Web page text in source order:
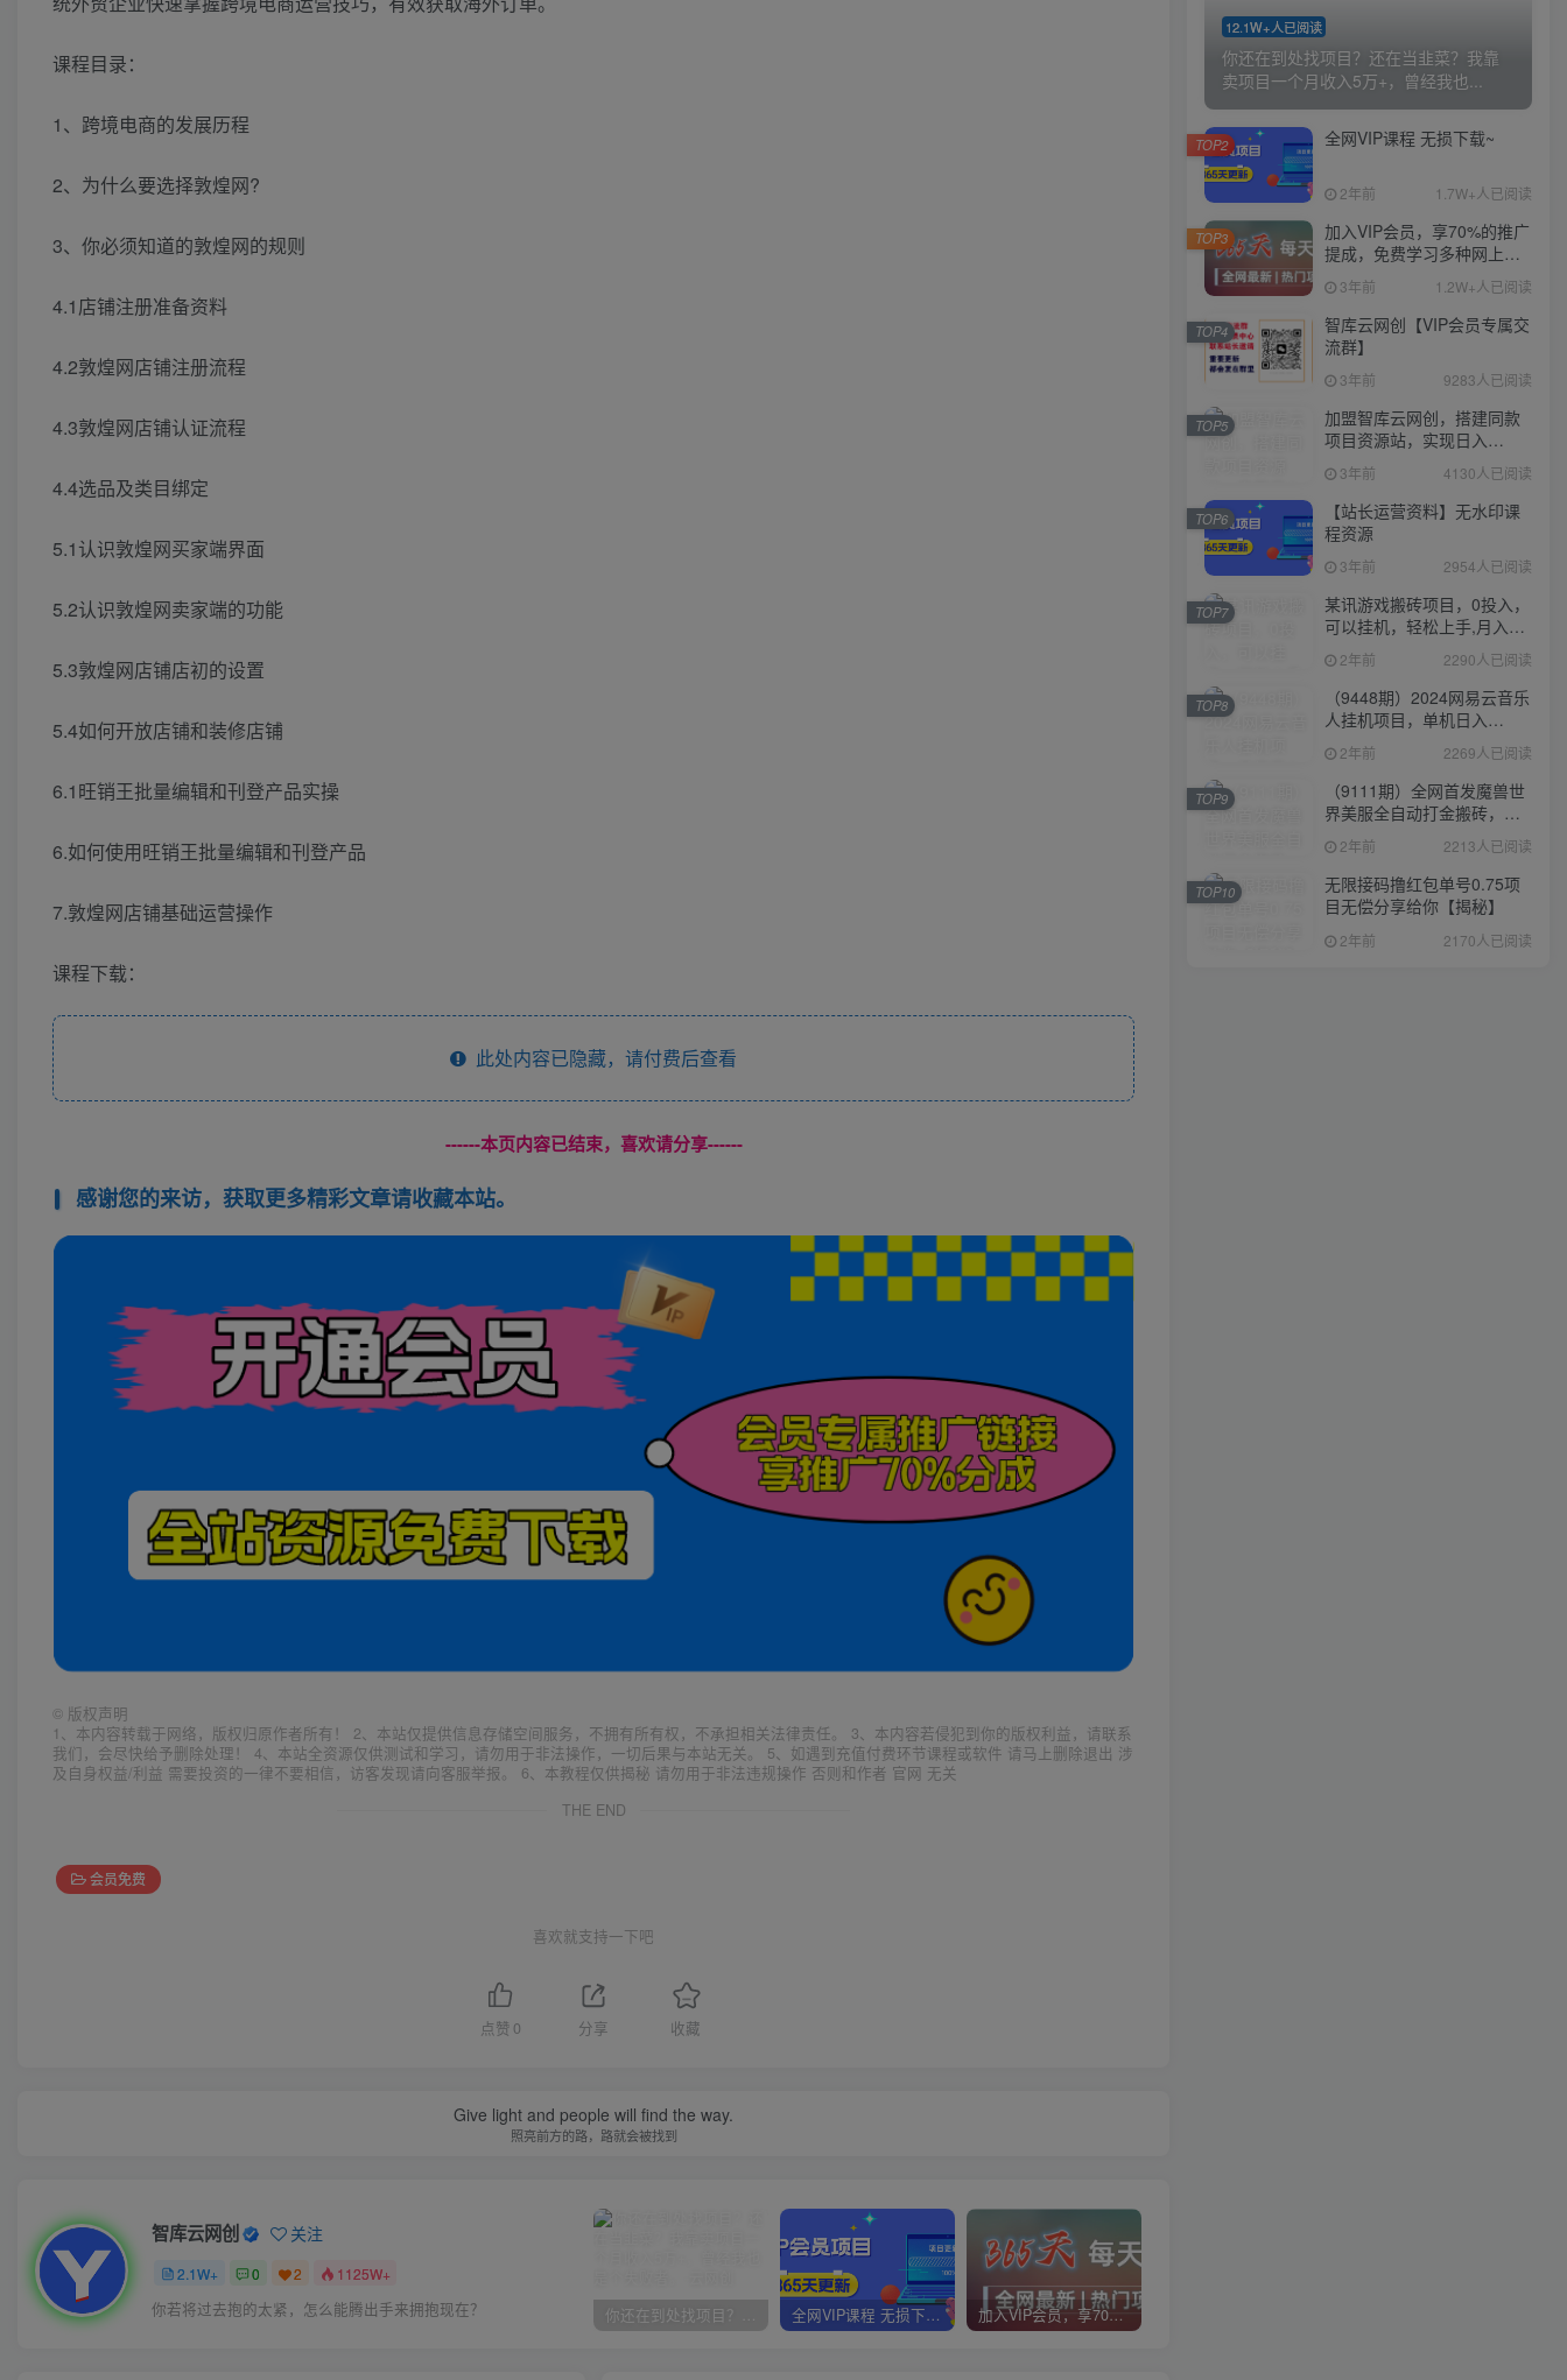
课程目录：
1、跨境电商的发展历程
2、为什么要选择敦煌网?
3、你必须知道的敦煌网的规则
4.1店铺注册准备资料
4.2敦煌网店铺注册流程
4.3敦煌网店铺认证流程
4.4选品及类目绑定
5.1认识敦煌网买家端界面
5.2认识敦煌网卖家端的功能
5.3敦煌网店铺店初的设置
5.4如何开放店铺和装修店铺
6.1旺销王批量编辑和刊登产品实操
6.如何使用旺销王批量编辑和刊登产品
7.敦煌网店铺基础运营操作
课程下载：
此处内容已隐藏，请付费后查看
------本页内容已结束，喜欢请分享------
感谢您的来访，获取更多精彩文章请收藏本站。
© 版权声明
1、本内容转载于网络，版权归原作者所有！ 2、本站仅提供信息存储空间服务，不拥有所有权，不承担相关法律责任。 3、本内容若侵犯到你的版权利益，请联系
我们，会尽快给予删除处理！ 4、本站全资源仅供测试和学习，请勿用于非法操作，一切后果与本站无关。 5、如遇到充值付费环节课程或软件 请马上删除退出 涉
及自身权益/利益 需要投资的一律不要相信，访客发现请向客服举报。 6、本教程仅供揭秘 请勿用于非法违规操作 否则和作者 官网 无关
THE END
会员免费
喜欢就支持一下吧
点赞 0 分享 收藏
Give light and people will find the way.
照亮前方的路，路就会被找到
智库云网创 关注
2.1W+ 0 2 1125W+
你若将过去抱的太紧，怎么能腾出手来拥抱现在？ 你还在到处找项目？还在当韭菜？我靠卖项目一个月收入5万+，曾经我也是个失败者。 全网VIP课程 无损下载~ 加入VIP会员，享70%的推广提成，免费学习多种网上创业课程，菜鸟秒变大神！
12.1W+人已阅读
你还在到处找项目？还在当韭菜？我靠
卖项目一个月收入5万+，曾经我也...
全网VIP课程 无损下载~
2年前 1.7W+人已阅读
TOP2
加入VIP会员，享70%的推广
提成，免费学习多种网上创
业课程，菜鸟秒变大神！
3年前 1.2W+人已阅读
TOP3
智库云网创【VIP会员专属交
流群】
3年前 9283人已阅读
TOP4
加盟智库云网创，搭建同款
项目资源站，实现日入
2000+
3年前 4130人已阅读
TOP5
【站长运营资料】无水印课
程资源
3年前 2954人已阅读
TOP6
某讯游戏搬砖项目，0投入，
可以挂机，轻松上手,月入
3000+上不封顶
2年前 2290人已阅读
TOP7
（9448期）2024网易云音乐
人挂机项目，单机日入
150+，无脑月入5000+
2年前 2269人已阅读
TOP8
（9111期）全网首发魔兽世
界美服全自动打金搬砖，日
入1000+，简单好操作，保
姆级教学
2年前 2213人已阅读
TOP9
无限接码撸红包单号0.75项
目无偿分享给你【揭秘】
2年前 2170人已阅读
TOP10